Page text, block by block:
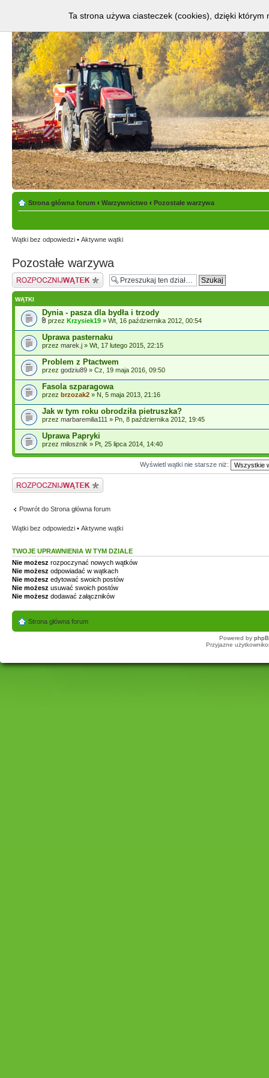
Strona główna forum ‹ Warzywnictwo ‹ Pozostałe warzywa
Wątki bez odpowiedzi • Aktywne wątki
Pozostałe warzywa
Napisz wątek
WĄTKI
Dynia - pasza dla bydła i trzody
przez Krzysiek19 » Wt, 16 października 2012, 00:54
Uprawa pasternaku
przez marek.j » Wt, 17 lutego 2015, 22:15
Problem z Ptactwem
przez godziu89 » Cz, 19 maja 2016, 09:50
Fasola szparagowa
przez brzozak2 » N, 5 maja 2013, 21:16
Jak w tym roku obrodziła pietruszka?
przez marbaremilia111 » Pn, 8 października 2012, 19:45
Uprawa Papryki
przez milosznik » Pt, 25 lipca 2014, 14:40
Wyświetl wątki nie starsze niż:
Napisz wątek
Powrót do Strona główna forum
Wątki bez odpowiedzi • Aktywne wątki
TWOJE UPRAWNIENIA W TYM DZIALE
Nie możesz rozpoczynać nowych wątków
Nie możesz odpowiadać w wątkach
Nie możesz edytować swoich postów
Nie możesz usuwać swoich postów
Nie możesz dodawać załączników
Strona główna forum
Powered by
Przyjazne
Ta strona używa ciasteczek (cookies), dzięki którym